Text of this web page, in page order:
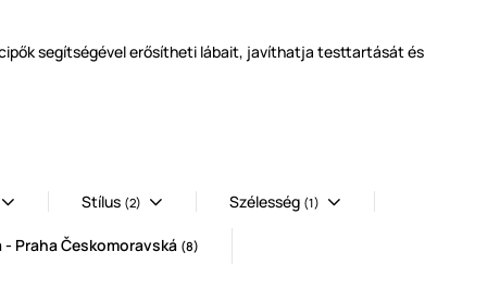
segítségével erősítheti lábait, javíthatja testtartását és
Stílus (2) Szélesség (1)
- Praha Českomoravská (8)